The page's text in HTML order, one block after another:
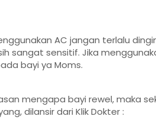
AC jangan terlalu
sangat sensitif. Jika
bayi ya Moms.
mengapa bayi rewel, maka
dilansir dari Klik Dokter :